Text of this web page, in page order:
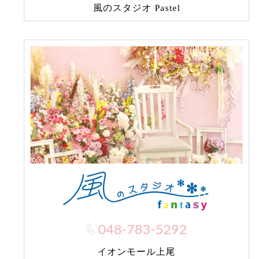
風のスタジオ Pastel
048-783-5292
イオンモール上尾